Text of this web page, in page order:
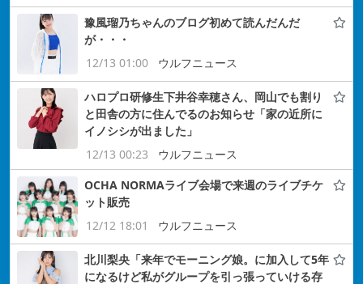
豫風瑠乃ちゃんのブログ初めて読んだんだ
が・・・
12/13 01:00
ウルフニュース
ハロプロ研修生下井谷幸穂さん、岡山でも割り
と田舎の方に住んでるのお知らせ「家の近所に
イノシシが出ました」
12/13 00:23
ウルフニュース
OCHA NORMAライブ会場で来週のライブチケ
ット販売
12/12 18:01
ウルフニュース
北川梨央「来年でモーニング娘。に加入して5年
になるけど私がグループを引っ張っていける存